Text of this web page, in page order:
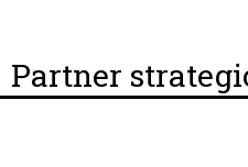
Partner